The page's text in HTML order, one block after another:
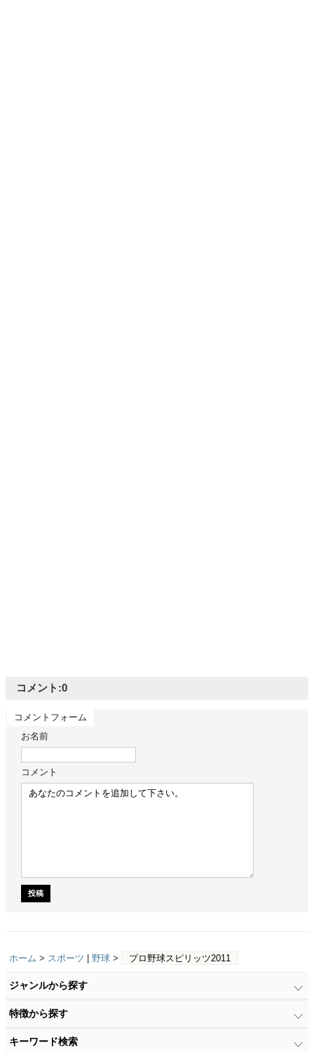
コメント:0
コメントフォーム
お名前
コメント
ホーム > スポーツ 野球 > プロ野球スピリッツ2011
ジャンルから探す
特徴から探す
キーワード検索